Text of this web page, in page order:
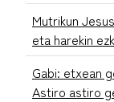
Mutrikun
eta harekin
Gabi: etxean
Astiro astiro